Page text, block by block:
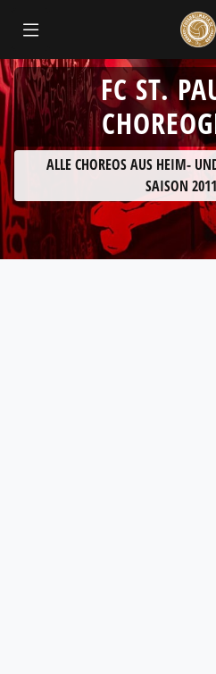
FC ST.
ALLE CHOREOS AUS HEIM-
SAISON